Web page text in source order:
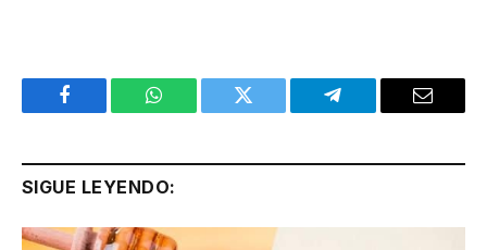
Facebook WhatsApp Twitter Telegram Email
SIGUE LEYENDO: